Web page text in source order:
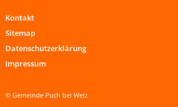
Kontakt
Sitemap
Datenschutzerklärung
Impressum
© Gemeinde Puch bei Weiz